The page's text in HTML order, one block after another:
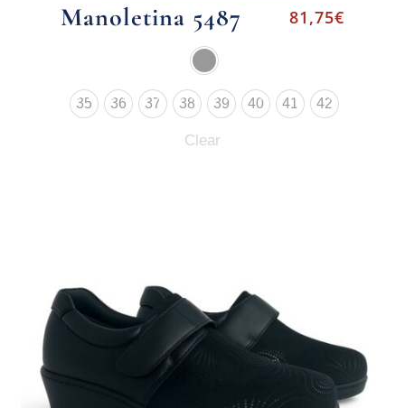
Manoletina 5487 81,75€
35 36 37 38 39 40 41 42
Clear